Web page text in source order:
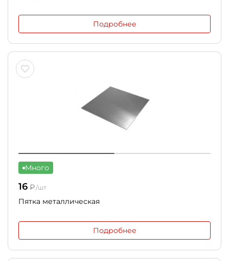
Подробнее
Много
16 ₽/шт
Пятка металлическая
Подробнее